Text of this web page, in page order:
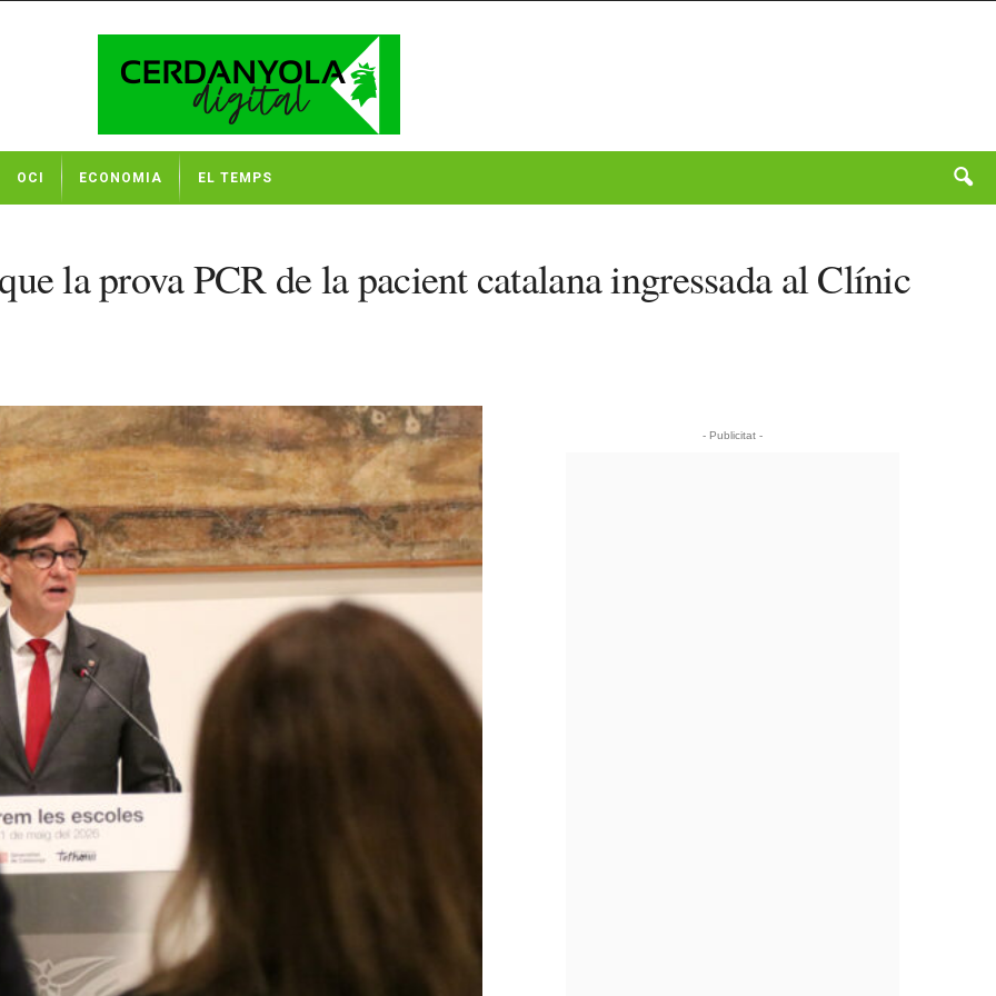
OCI ECONOMIA EL TEMPS
la prova PCR de la pacient catalana ingressada al Clínic
- Publicitat -